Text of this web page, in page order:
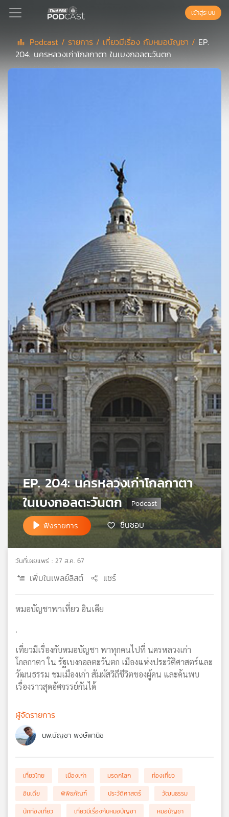
Podcast
บทความ
ข่าว
และ
กิจกรรม
เกี่ยว
กับ
เรา
เครือ
ข่าย
วิทยุ
ไทย
แผนที่
ข่าย
เข้าสู่ระบบ
Podcast / รายการ / เที่ยวมีเรื่อง กับหมอบัญชา / EP.
204: นครหลวงเก่าโกลกาตา ในเบงกอลตะวันตก
EP. 204: นครหลวงเก่าโกลกาตา
ในเบงกอลตะวันตก
ฟังรายการ ชื่นชอบ
วันที่เผยแพร่ : 27 ส.ค. 67
เพิ่มในเพลย์ลิสต์ แชร์
หมอบัญชาพาเที่ยว อินเดีย
.
เที่ยวมีเรื่องกับหมอบัญชา พาทุกคนไปที่ นครหลวงเก่า
โกลกาตา ใน รัฐเบงกอลตะวันตก เมืองแห่งประวัติศาสตร์และ
วัฒนธรรม ชมเมืองเก่า สัมผัสวิถีชีวิตของผู้คน และค้นพบ
เรื่องราวสุดอัศจรรย์กันได้
ผู้จัดรายการ
นพ.บัญชา พงษ์พานิช
เที่ยวไทย เมืองเก่า มรดกโลก
ท่องเที่ยว
อินเดีย
พิพิธภัณฑ์ ประวัติศาสตร์
วัฒนธรรม
นักท่องเที่ยว
เที่ยวมีเรื่องกับหมอบัญชา
หมอบัญชา